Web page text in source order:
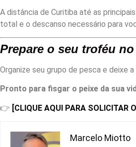
A distância de Curitiba até as
total e o descanso necessário para
Prepare o seu troféu
Organize seu grupo de pesca e deixe
Pronto para fisgar o peixe da sua
👉 [CLIQUE AQUI PARA SOLICITAR
Marcelo Miotto